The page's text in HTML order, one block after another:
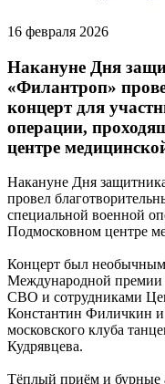
16 февраля 2026
Накануне Дня
«Филантроп»
концерт для
операции,
центре
Накануне Дня
провел
специальной военной
Подмосковном центре
Концерт был
Международной премии
СВО и сотрудниками
Константин Филичкин
московского клуба
Кудрявцева.
Тёплый приём и бурные